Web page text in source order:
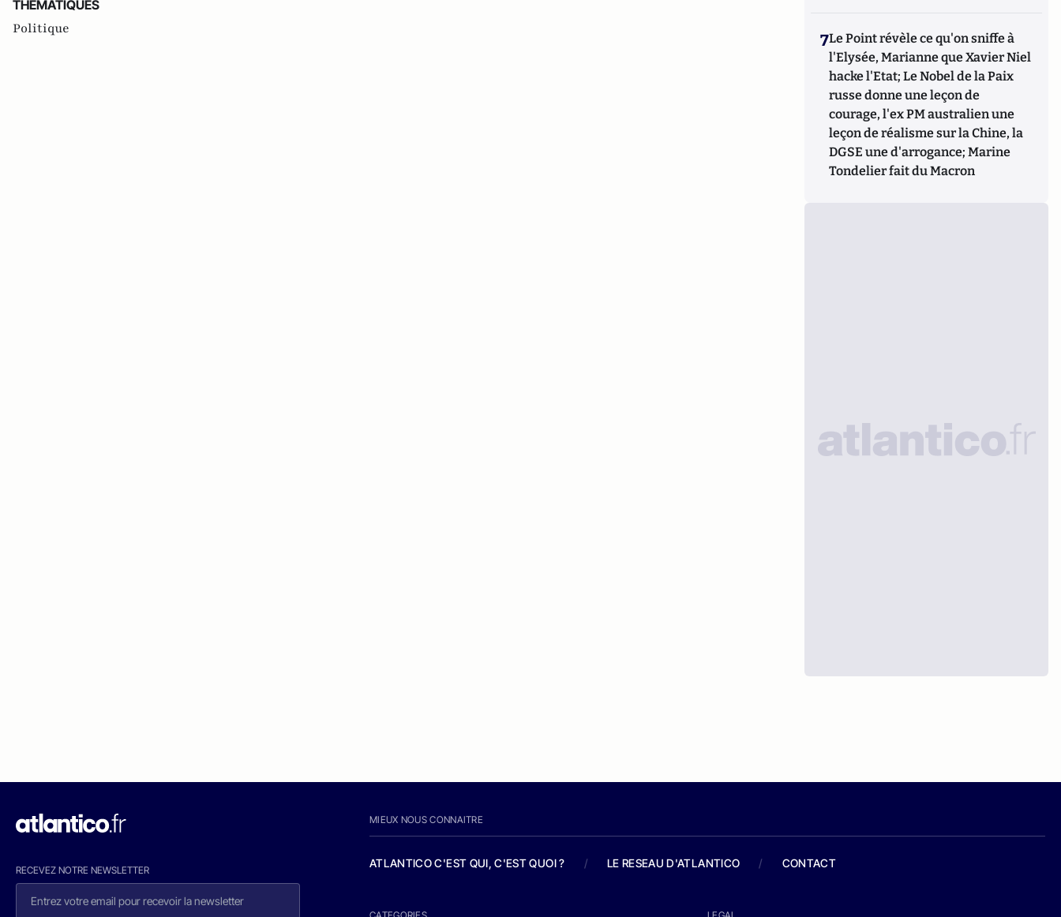
THEMATIQUES
Politique
7Le Point révèle ce qu'on sniffe à
l'Elysée, Marianne que Xavier Niel
hacke l'Etat; Le Nobel de la Paix
russe donne une leçon de
courage, l'ex PM australien une
leçon de réalisme sur la Chine, la
DGSE une d'arrogance; Marine
Tondelier fait du Macron
RECEVEZ NOTRE NEWSLETTER
MIEUX NOUS CONNAITRE
ATLANTICO C'EST QUI, C'EST QUOI ? / LE RESEAU D'ATLANTICO / CONTACT